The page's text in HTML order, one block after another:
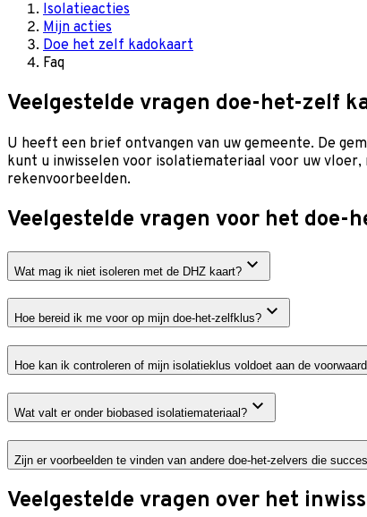
Isolatieacties
Mijn acties
Doe het zelf kadokaart
Faq
Veelgestelde vragen doe-het-zelf
U heeft een brief ontvangen van uw gemeente. De
kunt u inwisselen voor isolatiemateriaal voor uw vloer,
rekenvoorbeelden.
Veelgestelde vragen voor het doe-
Wat mag ik niet isoleren met de DHZ kaart?
Hoe bereid ik me voor op mijn doe-het-zelfklus?
Hoe kan ik controleren of mijn isolatieklus voldoet aan de
Wat valt er onder biobased isolatiemateriaal?
Zijn er voorbeelden te vinden van andere doe-het-zelvers die
Veelgestelde vragen over het